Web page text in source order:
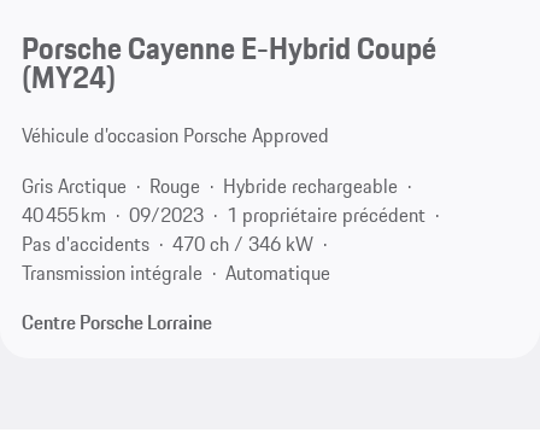
Porsche Cayenne E-Hybrid Coupé
(MY24)
Véhicule d’occasion Porsche Approved
Gris Arctique
Rouge
Hybride rechargeable
40 455 km
09/2023
1 propriétaire précédent
Pas d'accidents
470 ch / 346 kW
Transmission intégrale
Automatique
Centre Porsche Lorraine